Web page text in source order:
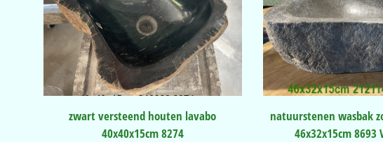
zwart versteend houten lavabo
40x40x15cm 8274
natuurstenen wasbak
46x32x15cm 8693